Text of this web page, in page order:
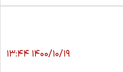
۱۴۰۰/۱۰/۱۹ ۱۳:۴۴